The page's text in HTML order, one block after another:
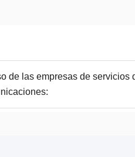
de las empresas de servicios